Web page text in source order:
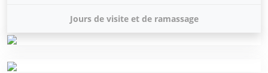
Jours de visite et de ramassage